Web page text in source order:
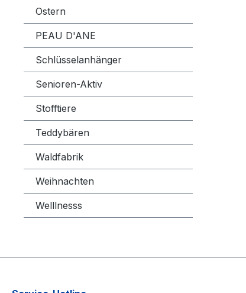
Ostern
PEAU D'ANE
Schlüsselanhänger
Senioren-Aktiv
Stofftiere
Teddybären
Waldfabrik
Weihnachten
Welllnesss